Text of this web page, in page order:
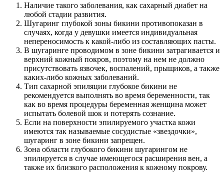
Наличие такого заболевания, как сахарный диабет на
любой стадии развития.
Шугаринг глубокой зоны бикини противопоказан в
случаях, когда у девушки имеется индивидуальная
непереносимость к какой-либо из составляющих пасты.
В шугаринге проводимом в зоне бикини затрагивается и
верхний кожный покров, поэтому на нем не должно
присутствовать язвочек, воспалений, прыщиков, а также
каких-либо кожных заболеваний.
Тип сахарной эпиляции глубокое бикини не
рекомендуется выполнять во время беременности, так
как во время процедуры беременная женщина может
испытать болевой шок и потерять сознание.
Если на поверхности эпилируемого участка кожи
имеются так называемые сосудистые «звездочки»,
шугаринг в зоне бикини запрещен.
Зона области глубокого бикини шугарингом не
эпилируется в случае имеющегося расширения вен, а
также их близкого расположения к кожному покрову.